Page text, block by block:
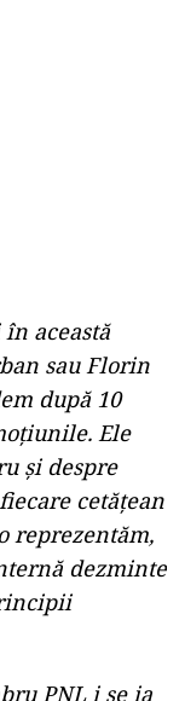
această
sau Florin
după 10
Ele
și despre
cetățean
reprezentăm,
dezminte
PNL i se ia